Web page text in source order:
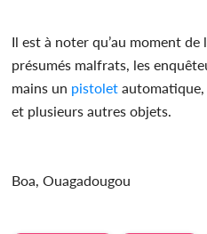
Il est à noter qu’au moment de
présumés malfrats, les
mains un pistolet
et plusieurs autres objets.
Boa, Ouagadougou